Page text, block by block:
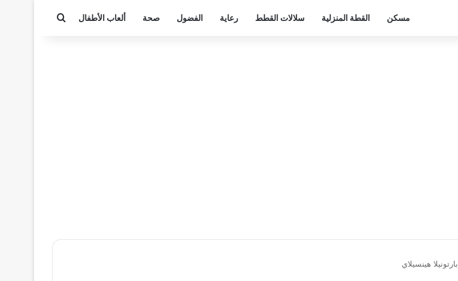
مسكن القطة المنزلية سلالات القطط رعاية الفضول صحة ألعاب الأطفال
بارتونيلا هينسيلاي